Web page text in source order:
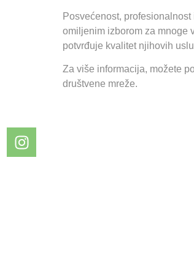
Posvećenost,
omiljenim izborom za mnoge
potvrđuje kvalitet njihovih
Za više informacija, možete
društvene mreže.